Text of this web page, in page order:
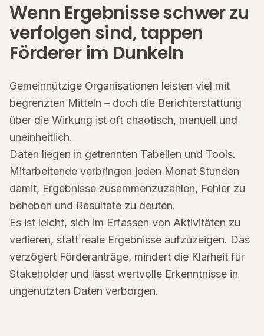
Wenn Ergebnisse schwer zu
verfolgen sind, tappen
Förderer im Dunkeln
Gemeinnützige Organisationen leisten viel mit
begrenzten Mitteln – doch die Berichterstattung
über die Wirkung ist oft chaotisch, manuell und
uneinheitlich.
Daten liegen in getrennten Tabellen und Tools.
Mitarbeitende verbringen jeden Monat Stunden
damit, Ergebnisse zusammenzuzählen, Fehler zu
beheben und Resultate zu deuten.
Es ist leicht, sich im Erfassen von Aktivitäten zu
verlieren, statt reale Ergebnisse aufzuzeigen. Das
verzögert Förderanträge, mindert die Klarheit für
Stakeholder und lässt wertvolle Erkenntnisse in
ungenutzten Daten verborgen.